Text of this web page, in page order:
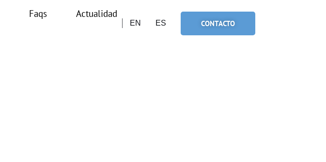
Faqs Actualidad
EN ES CONTACTO